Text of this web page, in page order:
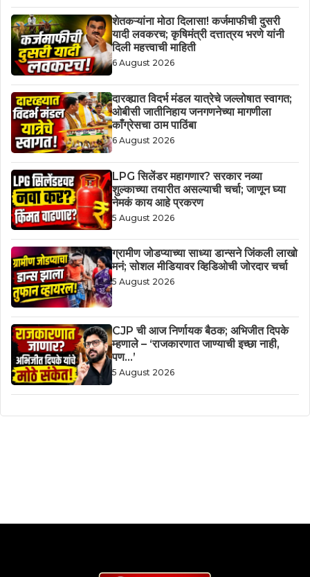
शेतकऱ्यांना मोठा दिलासा! कर्जमाफीची दुसरी
यादी लवकरच; कृषिमंत्री दत्तात्रय भरणे यांनी
दिली महत्त्वाची माहिती
6 August 2026
दारव्ह्यात विदर्भ मंडल यात्रेचे जल्लोषात स्वागत;
ओबीसी जातीनिहाय जनगणनेच्या मागणीला
काँग्रेसचा ठाम पाठिंबा
6 August 2026
LPG सिलेंडर महागणार? सरकार नव्या
शुल्काच्या तयारीत असल्याची चर्चा; जाणून घ्या
नेमकं काय आहे प्रकरण
5 August 2026
ग्रामीण जोडप्याच्या साध्या डान्सने जिंकली लाखो
मनं; सोशल मीडियावर व्हिडिओची जोरदार चर्चा
5 August 2026
CJP ची आज निर्णायक बैठक; अभिजीत दिपके
म्हणाले – ‘राजकारणात जाण्याची इच्छा नाही,
पण…’
5 August 2026